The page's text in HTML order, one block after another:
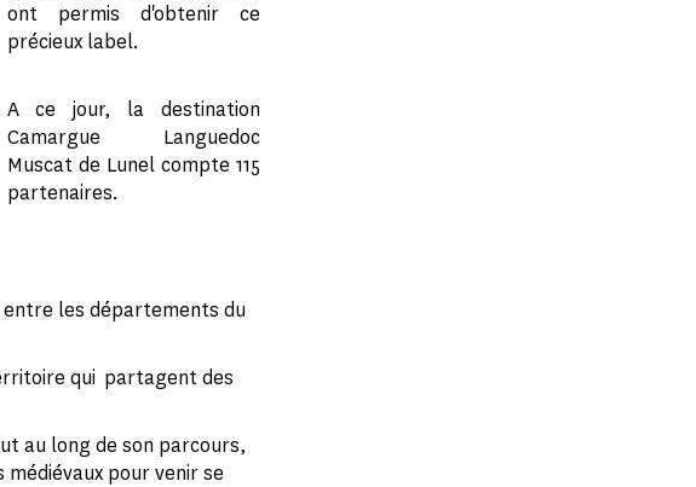
ont permis d'obtenir ce
précieux label.
A ce jour, la destination
Camargue Languedoc
Muscat de Lunel compte 115
partenaires.
les départements du
qui partagent des
au long de son parcours,
pour venir se